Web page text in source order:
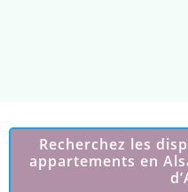
Recherchez les
appartements en